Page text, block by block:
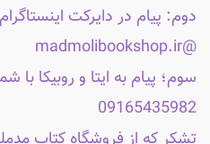
دوم: پیام در دایرکت
@madmolibookshop.ir
سوم؛ پیام به ایتا و روبیکا با
09165435982